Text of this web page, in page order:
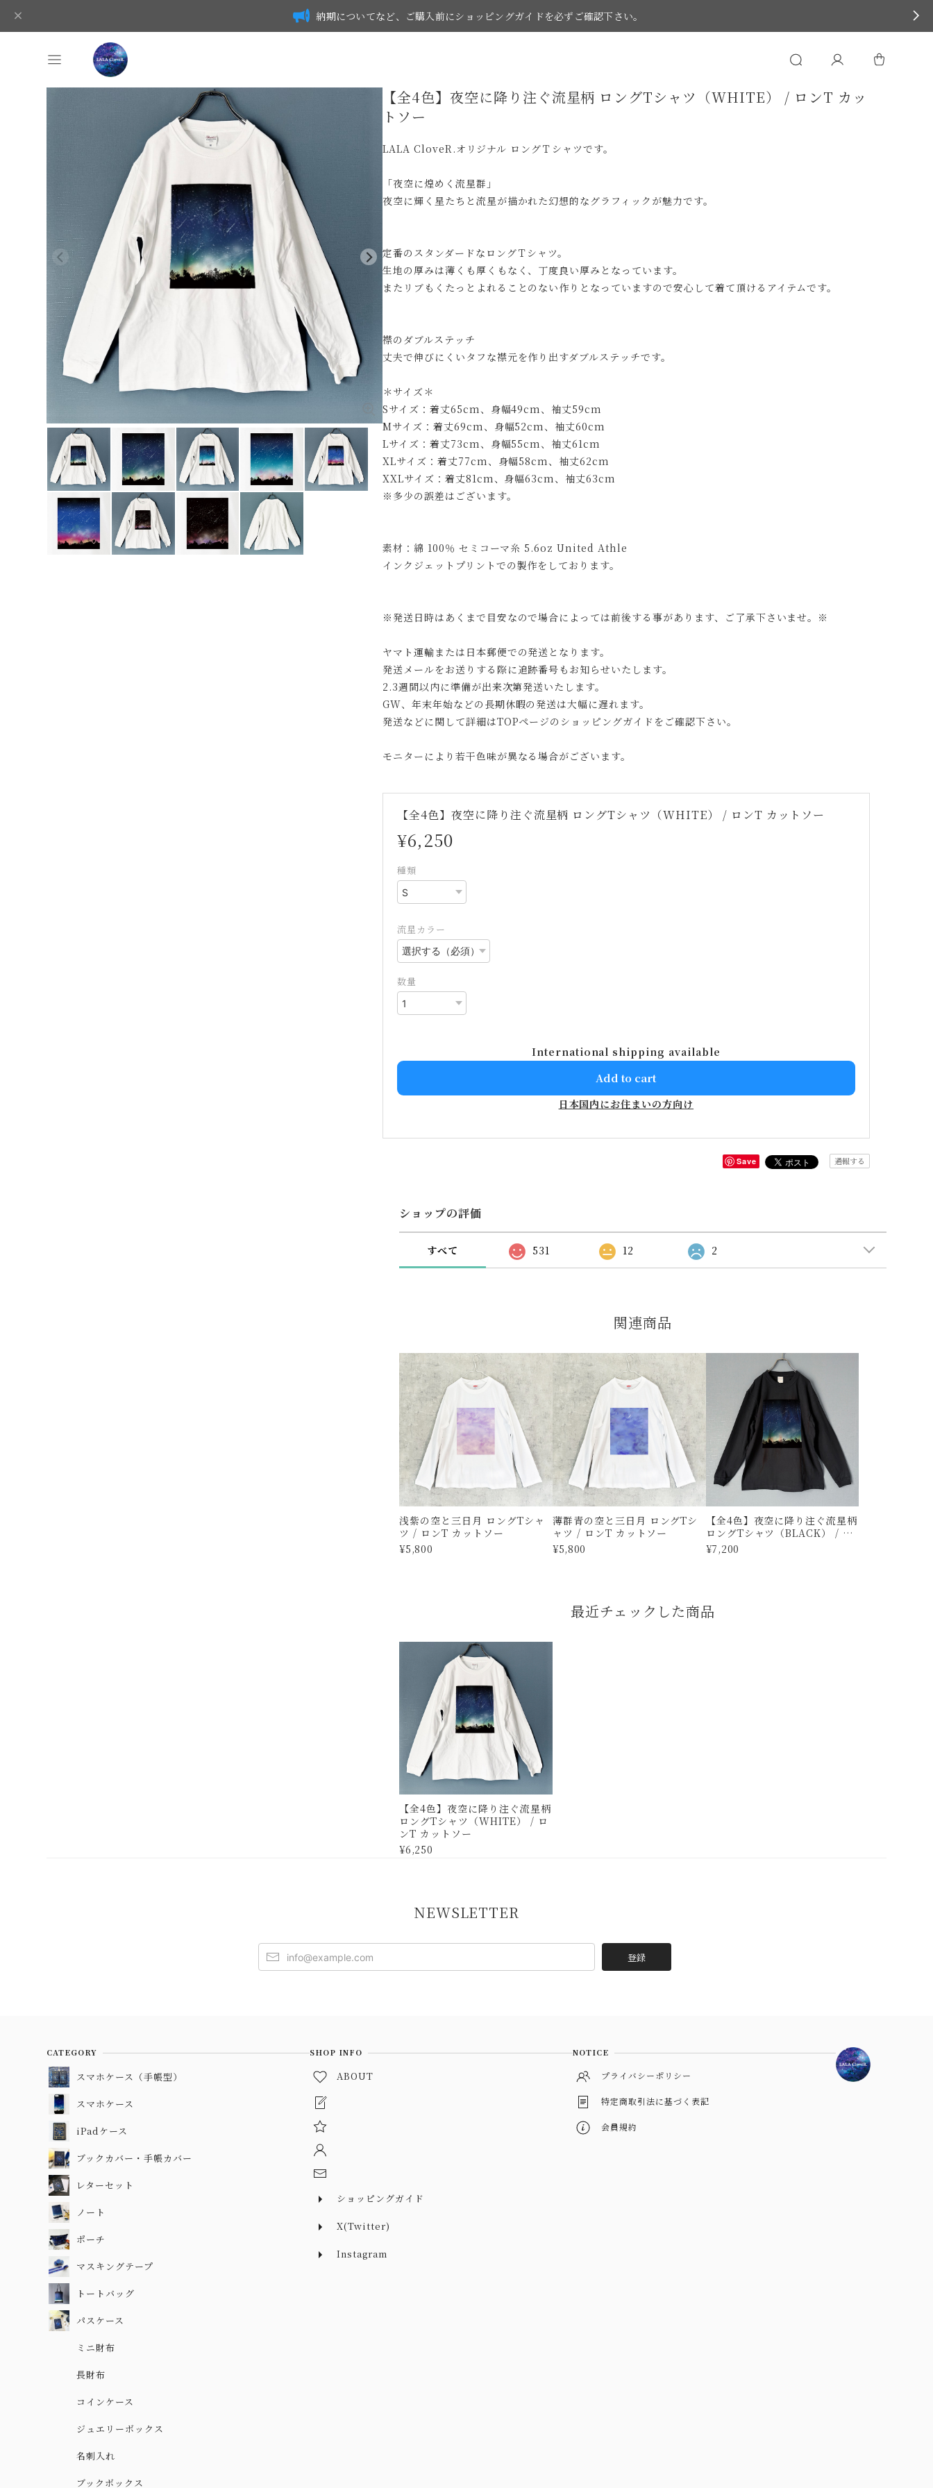
納期についてなど、ご購入前にショッピングガイドを必ずご確認下さい。
お買い物の際はショッピングガイドをご覧下さい。
【全4色】夜空に降り注ぐ流星柄 ロングTシャツ（WHITE） / ロンT カッ
トソー
LALA CloveR.オリジナル ロングＴシャツです。
「夜空に煌めく流星群」
夜空に輝く星たちと流星が描かれた幻想的なグラフィックが魅力です。
定番のスタンダードなロングＴシャツ。
生地の厚みは薄くも厚くもなく、丁度良い厚みとなっています。
またリブもくたっとよれることのない作りとなっていますので安心して着て頂けるアイテムです。
襟のダブルステッチ
丈夫で伸びにくいタフな襟元を作り出すダブルステッチです。
＊サイズ＊
Sサイズ：着丈65cm、身幅49cm、袖丈59cm
Mサイズ：着丈69cm、身幅52cm、袖丈60cm
Lサイズ：着丈73cm、身幅55cm、袖丈61cm
XLサイズ：着丈77cm、身幅58cm、袖丈62cm
XXLサイズ：着丈81cm、身幅63cm、袖丈63cm
※多少の誤差はございます。
素材：綿 100％ セミコーマ糸 5.6oz United Athle
インクジェットプリントでの製作をしております。
※発送日時はあくまで目安なので場合によっては前後する事があります、ご了承下さいませ。※
ヤマト運輸または日本郵便での発送となります。
発送メールをお送りする際に追跡番号もお知らせいたします。
2.3週間以内に準備が出来次第発送いたします。
GW、年末年始などの長期休暇の発送は大幅に遅れます。
発送などに関して詳細はTOPページのショッピングガイドをご確認下さい。
モニターにより若干色味が異なる場合がございます。
【全4色】夜空に降り注ぐ流星柄 ロングTシャツ（WHITE） / ロンT カットソー
¥6,250
種類
流星カラー
数量
International shipping available
Add to cart
日本国内にお住まいの方向け
Save 通報する
ショップの評価
すべて 531 12 2
関連商品
浅紫の空と三日月 ロングTシャ
ツ / ロンT カットソー
¥5,800
薄群青の空と三日月 ロングTシ
ャツ / ロンT カットソー
¥5,800
【全4色】夜空に降り注ぐ流星柄
ロングTシャツ（BLACK） / ロ
ンT カットソー
¥7,200
最近チェックした商品
【全4色】夜空に降り注ぐ流星柄
ロングTシャツ（WHITE） / ロ
ンT カットソー
¥6,250
NEWSLETTER
登録
CATEGORY
スマホケース（手帳型）
スマホケース
iPadケース
ブックカバー・手帳カバー
レターセット
ノート
ポーチ
マスキングテープ
トートバッグ
パスケース
ミニ財布
長財布
コインケース
ジュエリーボックス
名刺入れ
ブックボックス
SHOP INFO
ABOUT
ショッピングガイド
X(Twitter)
Instagram
NOTICE
プライバシーポリシー
特定商取引法に基づく表記
会員規約